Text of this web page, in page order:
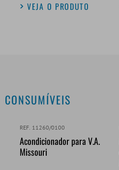
VEJA O PRODUTO
CONSUMÍVEIS
REF. 11260/0100
Acondicionador para V.A.
Missouri